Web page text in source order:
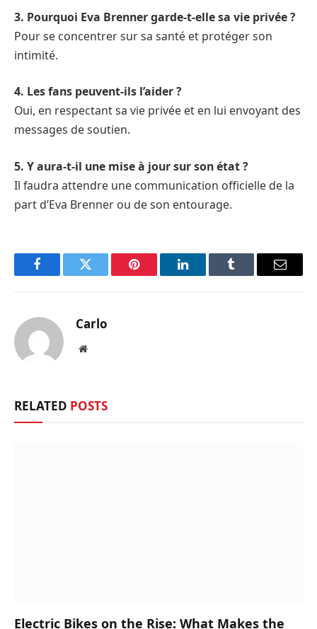
3. Pourquoi Eva Brenner garde-t-elle sa vie privée ?
Pour se concentrer sur sa santé et protéger son
intimité.
4. Les fans peuvent-ils l’aider ?
Oui, en respectant sa vie privée et en lui envoyant des
messages de soutien.
5. Y aura-t-il une mise à jour sur son état ?
Il faudra attendre une communication officielle de la
part d’Eva Brenner ou de son entourage.
FacebookTwitter Pinterest LinkedInTumblr Email
Carlo
Website
RELATED POSTS
Electric Bikes on the Rise: What Makes the